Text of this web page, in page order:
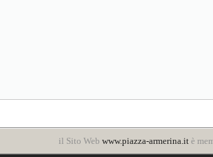
il Sito Web www.piazza-armerina.itè